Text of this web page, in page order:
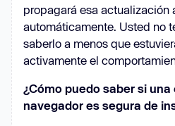
propagará esa actualización
automáticamente. Usted no
saberlo a menos que
activamente el
¿Cómo puedo saber si
navegador es segura de